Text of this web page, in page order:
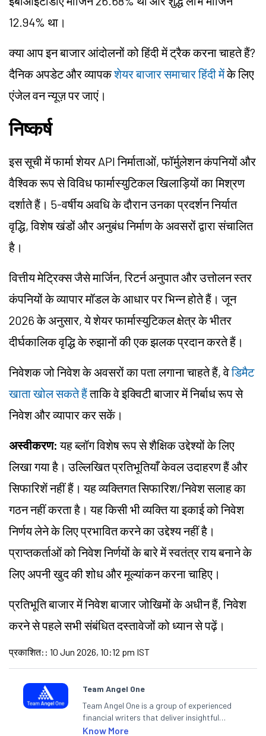
12.94% था।
क्या आप इन बाजार आंदोलनों को हिंदी में ट्रैक करना चाहते हैं?
दैनिक अपडेट और व्यापकशेयर बाजार समाचार हिंदी मेंके लिए
एंजेल वन न्यूज़ पर जाएं।
निष्कर्ष
इस सूची में फार्मा शेयर API निर्माताओं, फॉर्मुलेशन कंपनियों और
वैश्विक रूप से विविध फार्मास्युटिकल खिलाड़ियों का मिश्रण
दर्शाते हैं। 5-वर्षीय अवधि के दौरान उनका प्रदर्शन निर्यात
वृद्धि, विशेष खंडों और अनुबंध निर्माण के अवसरों द्वारा संचालित
है।
वित्तीय मेट्रिक्स जैसे मार्जिन, रिटर्न अनुपात और उत्तोलन स्तर
कंपनियों के व्यापार मॉडल के आधार पर भिन्न होते हैं। जून
2026 के अनुसार, ये शेयर फार्मास्युटिकल क्षेत्र के भीतर
दीर्घकालिक वृद्धि के रुझानों की एक झलक प्रदान करते हैं।
निवेशक जो निवेश के अवसरों का पता लगाना चाहते हैं, वेडिमैट
खाता खोल सकते हैंताकि वे इक्विटी बाजार में निर्बाध रूप से
निवेश और व्यापार कर सकें।
अस्वीकरण: यह ब्लॉग विशेष रूप से शैक्षिक उद्देश्यों के लिए
लिखा गया है। उल्लिखित प्रतिभूतियाँ केवल उदाहरण हैं और
सिफारिशें नहीं हैं। यह व्यक्तिगत सिफारिश/निवेश सलाह का
गठन नहीं करता है। यह किसी भी व्यक्ति या इकाई को निवेश
निर्णय लेने के लिए प्रभावित करने का उद्देश्य नहीं है।
प्राप्तकर्ताओं को निवेश निर्णयों के बारे में स्वतंत्र राय बनाने के
लिए अपनी खुद की शोध और मूल्यांकन करना चाहिए।
प्रतिभूति बाजार में निवेश बाजार जोखिमों के अधीन हैं, निवेश
करने से पहले सभी संबंधित दस्तावेजों को ध्यान से पढ़ें।
प्रकाशित: : 10 Jun 2026, 10:12 pm IST
Team Angel One
Team Angel One is a group of experienced
financial writers that deliver insightful
articles on the stock market, IPO, economy,
Know More